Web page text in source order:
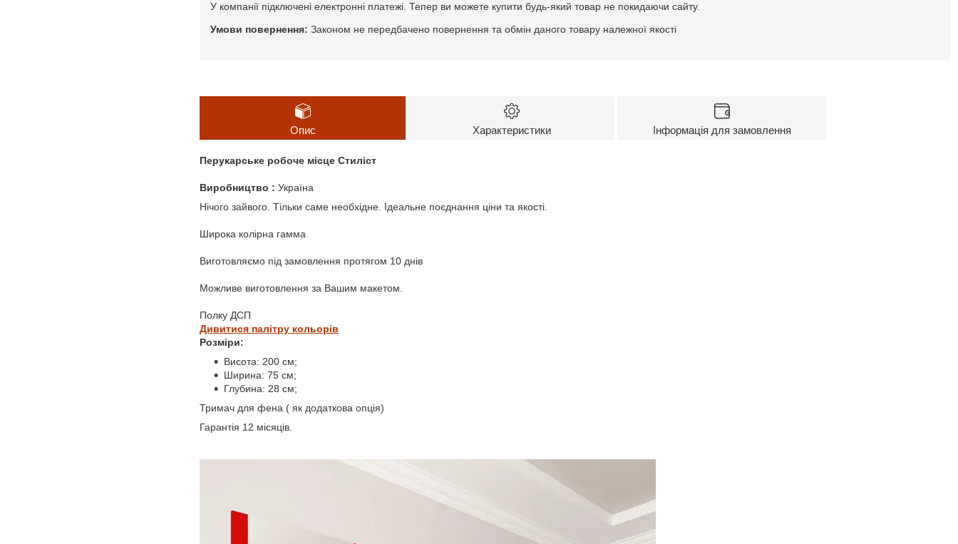
У компанії підключені електронні платежі. Тепер ви можете купити будь-який товар не покидаючи сайту.
Законом не передбачено повернення та обмін даного товару належної якості
Опис Характеристики Інформація для замовлення
Перукарське робоче місце Стиліст
Виробництво : Україна
Нічого зайвого. Тільки саме необхідне. Ідеальне поєднання ціни та якості.
Широка колірна гамма
Виготовляємо під замовлення протягом 10 днів
Можливе виготовлення за Вашим макетом.
Полку ДСП
Дивитися палітру кольорів
Розміри:
Висота: 200 см;
Ширина: 75 см;
Глубина: 28 см;
Тримач для фена ( як додаткова опція)
Гарантія 12 місяців.